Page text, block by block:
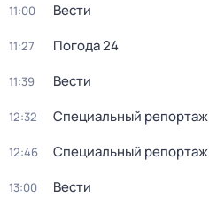
11:00 Вести
11:27 Погода 24
11:39 Вести
12:32 Специальный репортаж
12:46 Специальный репортаж
13:00 Вести